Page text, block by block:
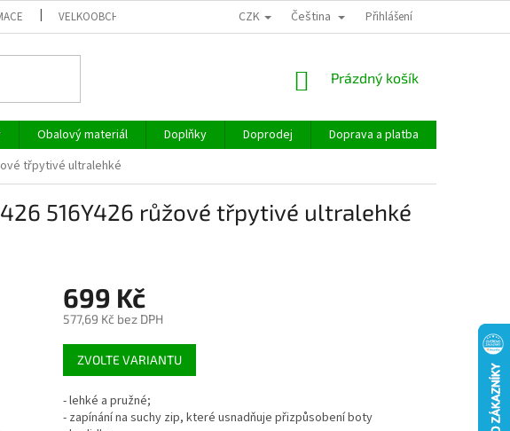
VELKOOBCHOD CZK Čeština Přihlášení
NÁKUPNÍ
Prázdný košík
Obalový materiál Doplňky Doprodej Doprava a platba
třpytivé ultralehké
516Y426 růžové třpytivé ultralehké
699 Kč
577,69 Kč bez DPH
Měrná
cena:
ZVOLTE VARIANTU
- lehké a pružné;
- zapínání na suchy zip, které usnadňuje přizpůsobení boty